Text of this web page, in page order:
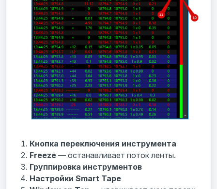
Кнопка переключения инструмента
Freeze — останавливает поток ленты.
Группировка инструментов
Настройки Smart Tape